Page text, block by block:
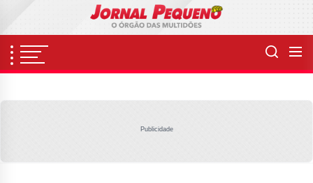
content
Publicidade